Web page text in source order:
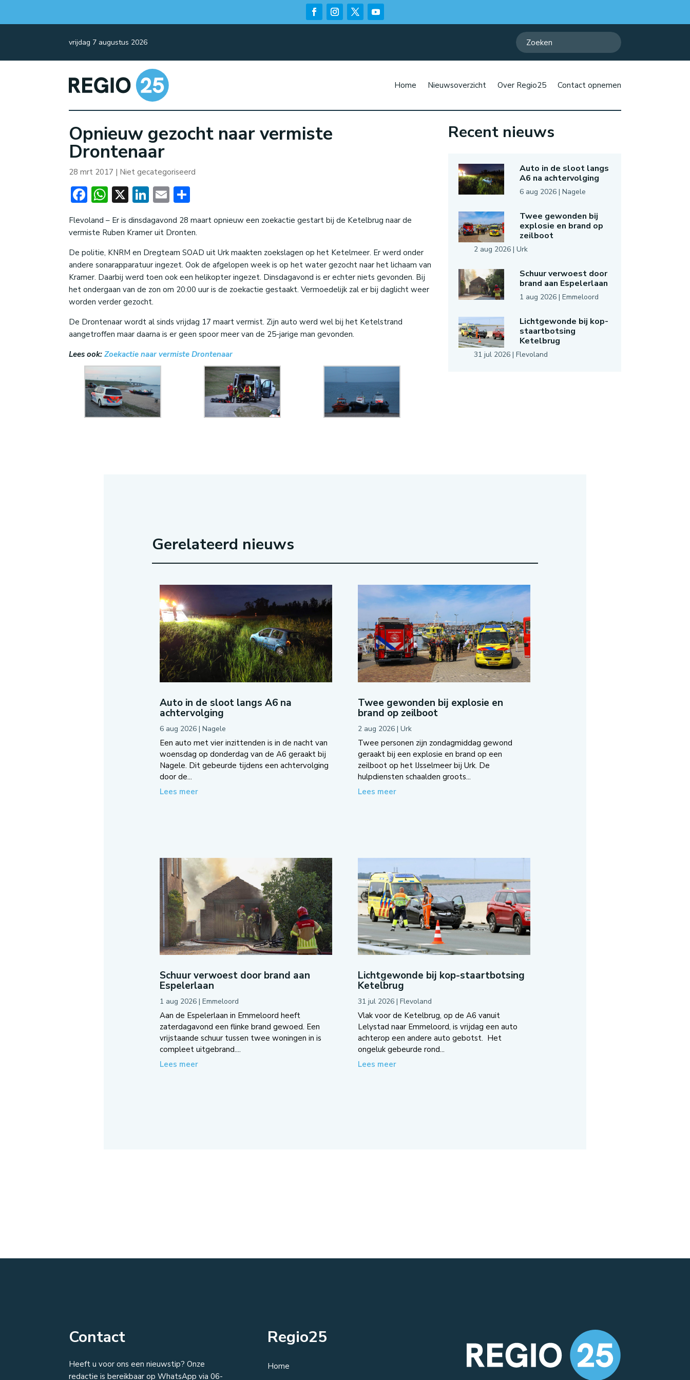
vrijdag 7 augustus 2026
Home Nieuwsoverzicht Over Regio25 Contact opnemen
Opnieuw gezocht naar vermiste
Drontenaar
28 mrt 2017 | Niet gecategoriseerd
Facebook
WhatsApp
X LinkedIn
Email
Flevoland – Er is dinsdagavond 28 maart opnieuw een zoekactie gestart bij de Ketelbrug naar de
vermiste Ruben Kramer uit Dronten.
De politie, KNRM en Dregteam SOAD uit Urk maakten zoekslagen op het Ketelmeer. Er werd onder
andere sonarapparatuur ingezet. Ook de afgelopen week is op het water gezocht naar het lichaam van
Kramer. Daarbij werd toen ook een helikopter ingezet. Dinsdagavond is er echter niets gevonden. Bij
het ondergaan van de zon om 20:00 uur is de zoekactie gestaakt. Vermoedelijk zal er bij daglicht weer
worden verder gezocht.
De Drontenaar wordt al sinds vrijdag 17 maart vermist. Zijn auto werd wel bij het Ketelstrand
aangetroffen maar daarna is er geen spoor meer van de 25-jarige man gevonden.
Lees ook:Zoekactie naar vermiste Drontenaar
Recent nieuws
Auto in de sloot langs
A6 na achtervolging
6 aug 2026| Nagele
Twee gewonden bij
explosie en brand op
zeilboot
2 aug 2026| Urk
Schuur verwoest door
brand aan Espelerlaan
1 aug 2026| Emmeloord
Lichtgewonde bij kop-
staartbotsing
Ketelbrug
31 jul 2026| Flevoland
Gerelateerd nieuws
Auto in de sloot langs A6 na
achtervolging
6 aug 2026| Nagele
Een auto met vier inzittenden is in de nacht van
woensdag op donderdag van de A6 geraakt bij
Nagele. Dit gebeurde tijdens een achtervolging
door de...
Lees meer
Twee gewonden bij explosie en
brand op zeilboot
2 aug 2026| Urk
Twee personen zijn zondagmiddag gewond
geraakt bij een explosie en brand op een
zeilboot op het IJsselmeer bij Urk. De
hulpdiensten schaalden groots...
Lees meer
Schuur verwoest door brand aan
Espelerlaan
1 aug 2026| Emmeloord
Aan de Espelerlaan in Emmeloord heeft
zaterdagavond een flinke brand gewoed. Een
vrijstaande schuur tussen twee woningen in is
compleet uitgebrand....
Lees meer
Lichtgewonde bij kop-staartbotsing
Ketelbrug
31 jul 2026| Flevoland
Vlak voor de Ketelbrug, op de A6 vanuit
Lelystad naar Emmeloord, is vrijdag een auto
achterop een andere auto gebotst. Het
ongeluk gebeurde rond...
Lees meer
Contact
Heeft u voor ons een nieuwstip? Onze
redactie is bereikbaar op WhatsApp via 06-
Regio25
Home